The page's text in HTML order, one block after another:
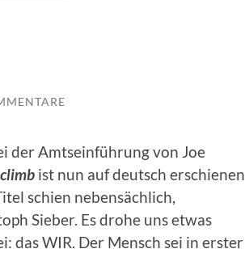
der Amtseinführung von Joe
ist nun auf deutsch erschienen
schien nebensächlich,
Sieber. Es drohe uns etwas
das WIR. Der Mensch sei in erster